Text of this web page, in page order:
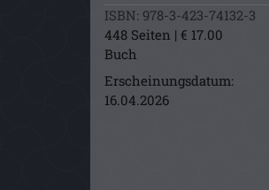
ISBN: 978-3-423-74132-3
448 Seiten | € 17.00
Buch
Erscheinungsdatum:
16.04.2026